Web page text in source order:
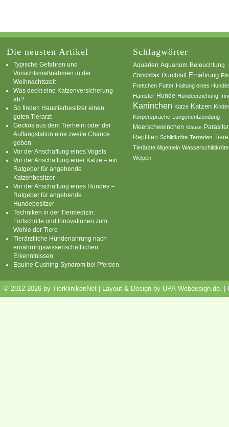
Die neusten Artikel
Typische Gefahren und
Vorsichtsmaßnahmen in der
Weihnachtszeit
Was deckt eine Katzenversicherung
ab?
So finden Haustierbesitzer einen
guten Tierarzt
Geckos aus dem Tierheim oder der
Auffangstation eine zweite Chance
geben
Vor der Anschaffung eines Vogels
Vor der Anschaffung einer Katze – ein
Ratgeber für angehende
Katzenbesitzer
Vor der Anschaffung eines Hundes –
Ratgeber für angehende
Hundebesitzer
Techniken in der Tiermedizin:
Fortschritte und Innovationen zum
Wohle der Tiere
Tierärztliche Hundenahrung nach
ernährungswissenschaftlichen
Erkenntnissen
Equine Cushing-Syndrom bei Pferden
Schlagwörter
Aquarien Aquarium Beleuchtung
Chinchillas Durchfall Ernährung
Frettchen Futter Haltung eines
Hamster Hunde Hundeerziehung
Kaninchen Katze Katzen
Körpersprache Lungenentzündung
Meerschweinchen Mäuse
Reptilien Schildkröte Terrarien Tiere
Tierärzte Allgemein
Welpen
© 2012-2026 by TierklinikenNet | Layout & Design by UPA-Webdesign.de.